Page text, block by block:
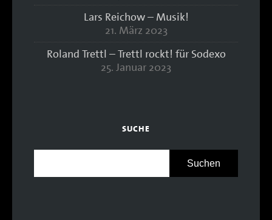
Lars Reichow – Musik!
21. März 2023
Roland Trettl – Trettl rockt! für Sodexo
25. Januar 2023
SUCHE